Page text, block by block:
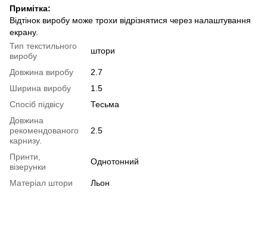
Примітка:
Відтінок виробу може трохи відрізнятися через налаштування
екрану.
Тип текстильного
виробу
штори
Довжина виробу
2.7
Ширина виробу
1.5
Спосіб підвісу
Тесьма
Довжина
рекомендованого
карнизу.
2.5
Принти,
візерунки
Однотонний
Матеріал штори Льон